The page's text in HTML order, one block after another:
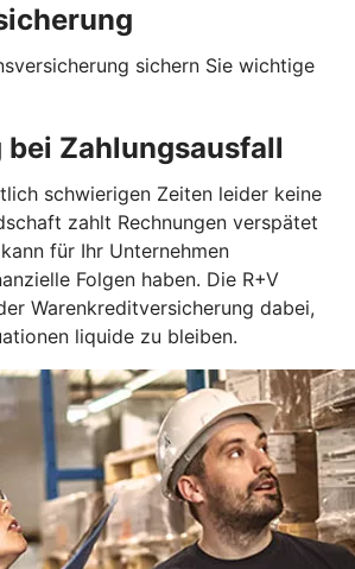
sichern Sie wichtige
Zahlungsausfall
schwierigen Zeiten leider keine
zahlt Rechnungen verspätet
für Ihr Unternehmen
Folgen haben. Die R+V
Warenkreditversicherung dabei,
liquide zu bleiben.